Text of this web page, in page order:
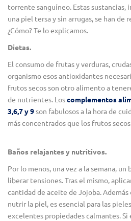
torrente sanguíneo. Estas sustancias,
una piel tersa y sin arrugas, se han de
¿Cómo? Te lo explicamos.
Dietas.
El consumo de frutas y verduras,
organismo esos antioxidantes
frutos secos son otro alimento a
de nutrientes. Loscomplementos
3,6,7 y 9son fabulosos a la hora de
más concentrados que los frutos
Baños relajantes y nutritivos.
Por lo menos, una vez a la semana,
liberar tensiones. Tras el mismo,
cantidad de aceite de Jojoba.
nutrir la piel, es esencial para las
excelentes propiedades calmantes.